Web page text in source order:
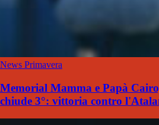
News Primavera
Memorial Mamma e Papà
chiude 3°: vittoria contro